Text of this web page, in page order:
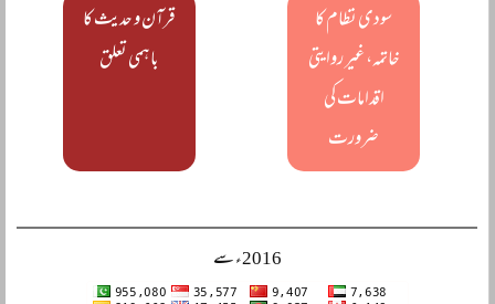
سودی نظام کا
خاتمہ، غیر روایتی
اقدامات کی
ضرورت
قرآن و حدیث کا
باہمی تعلق
2016ء سے